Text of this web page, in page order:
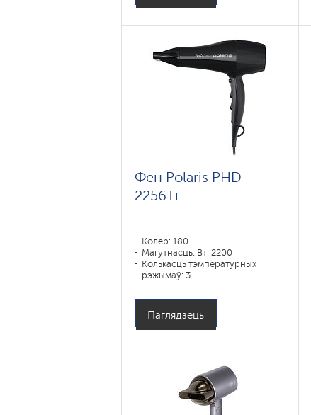
Фен Polaris PHD
2256Ti
Колер: 180
Магутнасць, Вт: 2200
Колькасць тэмпературных
рэжымаў: 3
Паглядзець